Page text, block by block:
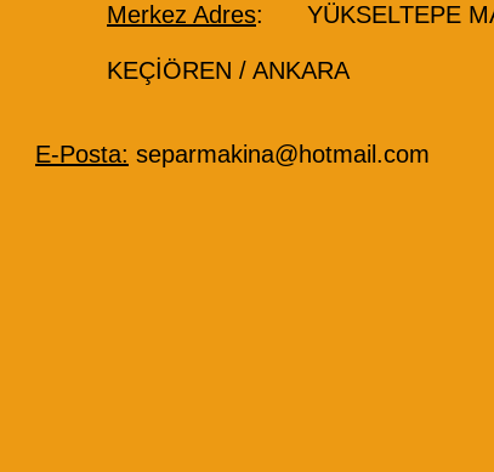
Merkez Adres: YÜKSELTEPE
KEÇİÖREN / ANKARA
E-Posta: separmakina@hotmail.com